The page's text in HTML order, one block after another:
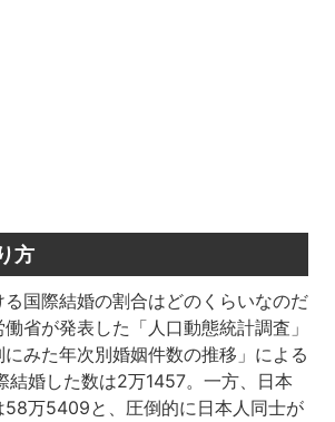
方
る国際結婚の割合はどのくらいなのだ
省が発表した「人口動態統計調査」
みた年次別婚姻件数の推移」による
結婚した数は2万1457。一方、日本
58万5409と、圧倒的に日本人同士が